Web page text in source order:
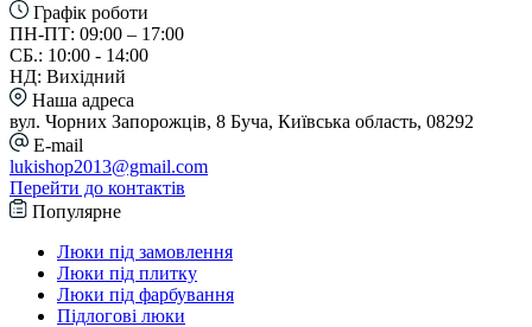
Графік роботи
ПН-ПТ: 09:00 – 17:00
СБ.: 10:00 - 14:00
НД: Вихідний
Наша адреса
вул. Чорних Запорожців, 8 Буча, Київська область, 08292
E-mail
lukishop2013@gmail.com
Перейти до контактів
Популярне
Люки під замовлення
Люки під плитку
Люки під фарбування
Підлогові люки